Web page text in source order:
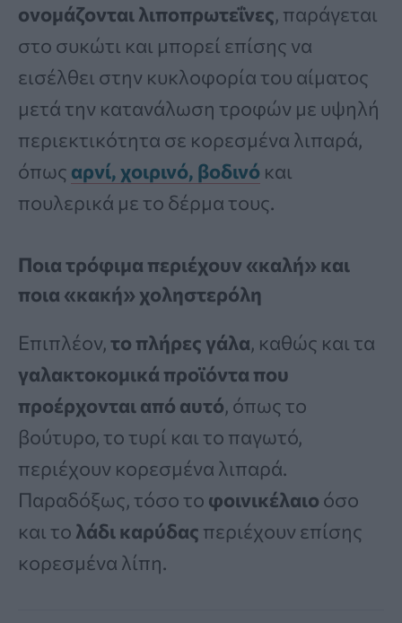
ονομάζονται λιποπρωτεΐνες, παράγεται
στο συκώτι και μπορεί επίσης να
εισέλθει στην κυκλοφορία του αίματος
μετά την κατανάλωση τροφών με υψηλή
περιεκτικότητα σε κορεσμένα λιπαρά,
όπως αρνί, χοιρινό, βοδινό και
πουλερικά με το δέρμα τους.
Ποια τρόφιμα περιέχουν «καλή» και
ποια «κακή» χοληστερόλη
Επιπλέον,το πλήρες γάλα, καθώς και τα
γαλακτοκομικά προϊόντα που
προέρχονται από αυτό, όπως το
βούτυρο, το τυρί και το παγωτό,
περιέχουν κορεσμένα λιπαρά.
Παραδόξως, τόσο το φοινικέλαιο όσο
και το λάδι καρύδας περιέχουν επίσης
κορεσμένα λίπη.